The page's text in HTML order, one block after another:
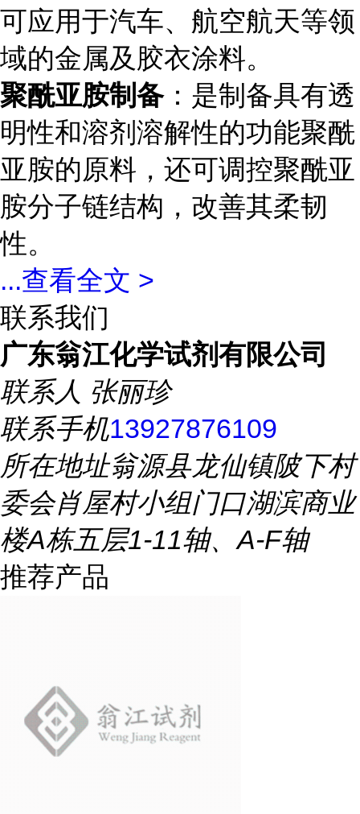
可应用于汽车、航空航天等领
域的金属及胶衣涂料。
聚酰亚胺制备：是制备具有透
明性和溶剂溶解性的功能聚酰
亚胺的原料，还可调控聚酰亚
胺分子链结构，改善其柔韧
性。
...查看全文 >
联系我们
广东翁江化学试剂有限公司
联系人 张丽珍
联系手机13927876109
所在地址翁源县龙仙镇陂下村
委会肖屋村小组门口湖滨商业
楼A栋五层1-11轴、A-F轴
推荐产品